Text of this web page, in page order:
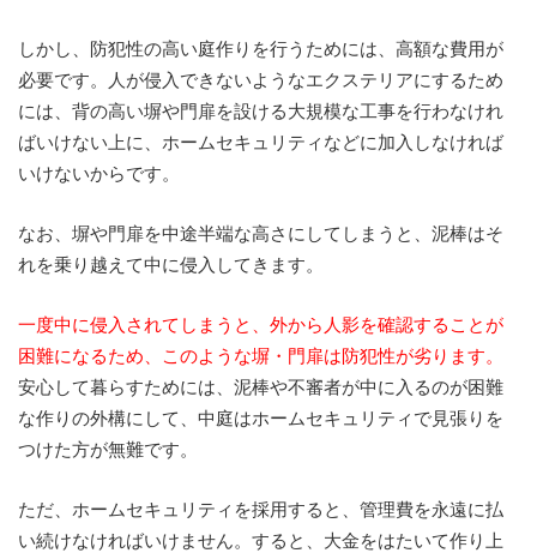
しかし、防犯性の高い庭作りを行うためには、高額な費用が
必要です。人が侵入できないようなエクステリアにするため
には、背の高い塀や門扉を設ける大規模な工事を行わなけれ
ばいけない上に、ホームセキュリティなどに加入しなければ
いけないからです。
なお、塀や門扉を中途半端な高さにしてしまうと、泥棒はそ
れを乗り越えて中に侵入してきます。
一度中に侵入されてしまうと、外から人影を確認することが
困難になるため、このような塀・門扉は防犯性が劣ります。
安心して暮らすためには、泥棒や不審者が中に入るのが困難
な作りの外構にして、中庭はホームセキュリティで見張りを
つけた方が無難です。
ただ、ホームセキュリティを採用すると、管理費を永遠に払
い続けなければいけません。すると、大金をはたいて作り上